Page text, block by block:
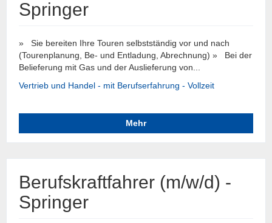
Springer
» Sie bereiten Ihre Touren selbstständig vor und nach
(Tourenplanung, Be- und Entladung, Abrechnung) » Bei der
Belieferung mit Gas und der Auslieferung von...
Vertrieb und Handel - mit Berufserfahrung - Vollzeit
Mehr
Berufskraftfahrer (m/w/d) -
Springer